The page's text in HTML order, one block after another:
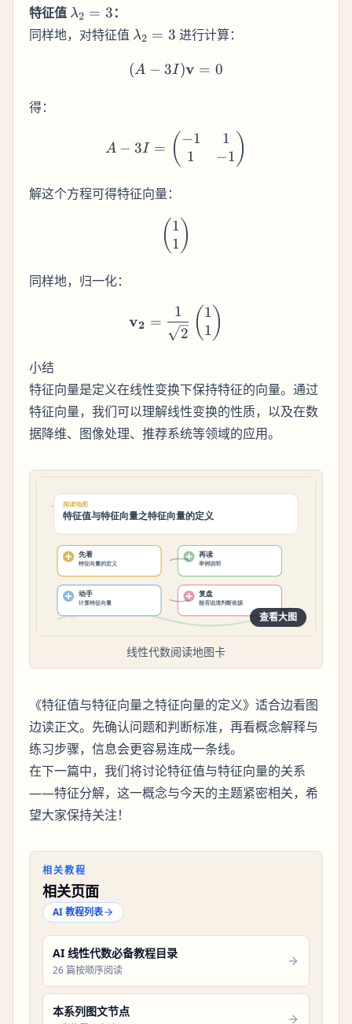
特征值 \lambda_2
= 3
λ2 = 3：
同样地，对特征值 \lambda_2
λ2 = 3 进行计算：
(A - 3I) \mathbf{v} = 0
(A − 3I)v = 0
得：
A - 3I = \begin{pmatrix}
A − 3I = ( −1
1
1
−1 )
解这个方程可得特征向量：
\begin{pmatrix} 1 \\ 1
( 1
1 )
同样地，归一化：
\mathbf{v_2} =
v2 =
2
1 ( 1
1 )
小结
特征向量是定义在线性变换下保持特征的向量。通过
特征向量，我们可以理解线性变换的性质，以及在数
据降维、图像处理、推荐系统等领域的应用。
查看大图
线性代数阅读地图卡
《特征值与特征向量之特征向量的定义》适合边看图
边读正文。先确认问题和判断标准，再看概念解释与
练习步骤，信息会更容易连成一条线。
在下一篇中，我们将讨论特征值与特征向量的关系
——特征分解，这一概念与今天的主题紧密相关，希
望大家保持关注！
相关教程
相关页面
AI 教程列表
AI 线性代数必备教程目录
26 篇按顺序阅读
本系列图文节点